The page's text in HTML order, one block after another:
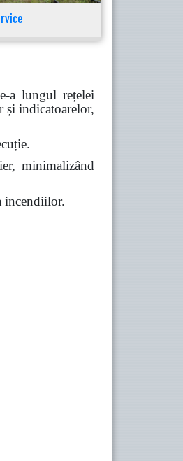
a lungul rețelei
și indicatoarelor,
minimalizând
incendiilor.